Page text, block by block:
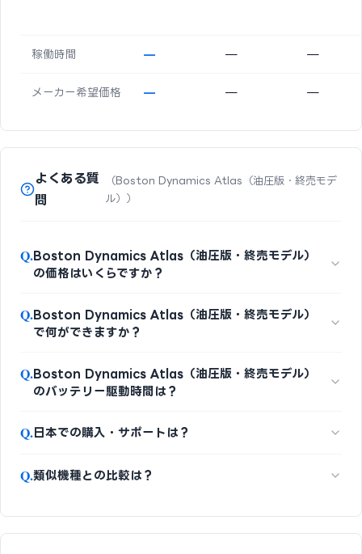
稼働時間 — — —
メーカー希望価格 — — —
よくある質
問
（Boston Dynamics Atlas（油圧版・終売モデ
ル））
Q.Boston Dynamics Atlas（油圧版・終売モデル）
の価格はいくらですか？
Q.Boston Dynamics Atlas（油圧版・終売モデル）
で何ができますか？
Q.Boston Dynamics Atlas（油圧版・終売モデル）
のバッテリー駆動時間は？
Q.日本での購入・サポートは？
Q.類似機種との比較は？